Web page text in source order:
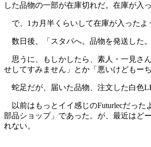
した品物の一部が在庫切れだ。在庫が入
で、1カ月半くらいして在庫が入った
数日後、「スタパへ。品物を発送した
思うに、もしかしたら、素人・一見さ
せしてすみません」とか「悪いけどもー
蛇足だが、届いた品物、注文した白色
以前はもっとイイ感じのFuturlecだった
部品ショップ」であった。が、最近はど
れない。